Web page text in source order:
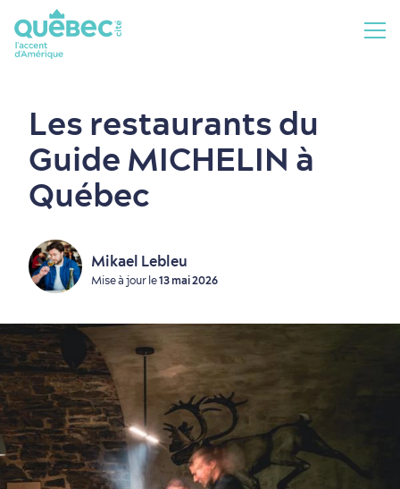
Les restaurants du
Guide MICHELIN à
Québec
Mikael Lebleu
Mise à jour le13 mai 2026
Vieux-Québec
Secteurs du Vieux-Québec
Quartiers centraux
En périphérie de la ville
Asiatique
Déjeuner et brunch
Française
Italienne
Québécoise (traditionnelle)
Végétarien et végétalien